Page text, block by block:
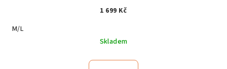
1 699 Kč
M/L
Skladem